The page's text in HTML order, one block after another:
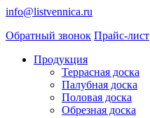
info@listvennica.ru
Обратный звонок Прайс-лист
Продукция
Террасная доска
Палубная доска
Половая доска
Обрезная доска